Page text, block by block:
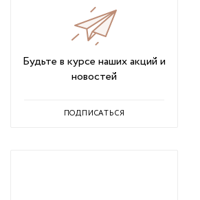
Будьте в курсе наших акций и
новостей
ПОДПИСАТЬСЯ